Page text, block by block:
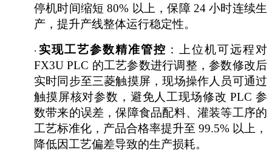
停机时间缩短 80% 以上，保障 24 小时连续生
产，提升产线整体运行稳定性。
· 实现工艺参数精准管控 ：上位机可远程对
FX3U PLC 的工艺参数进行调整，参数修改后
实时同步至三菱触摸屏，现场操作人员可通过
触摸屏核对参数，避免人工现场修改 PLC 参
数带来的误差，保障食品配料、灌装等工序的
工艺标准化，产品合格率提升至 99.5% 以上，
降低因工艺偏差导致的生产损耗。